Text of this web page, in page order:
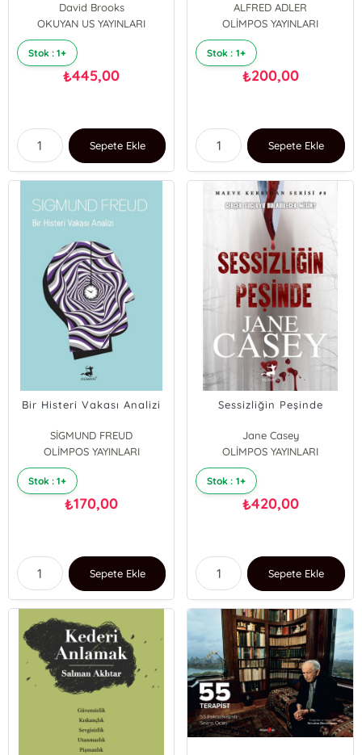
David Brooks
OKUYAN US YAYINLARI
Stok : 1+
₺445,00
Sepete Ekle
ALFRED ADLER
OLİMPOS YAYINLARI
Stok : 1+
₺200,00
Sepete Ekle
Bir Histeri Vakası Analizi
SİGMUND FREUD
OLİMPOS YAYINLARI
Stok : 1+
₺170,00
Sepete Ekle
Sessizliğin Peşinde
Jane Casey
OLİMPOS YAYINLARI
Stok : 1+
₺420,00
Sepete Ekle